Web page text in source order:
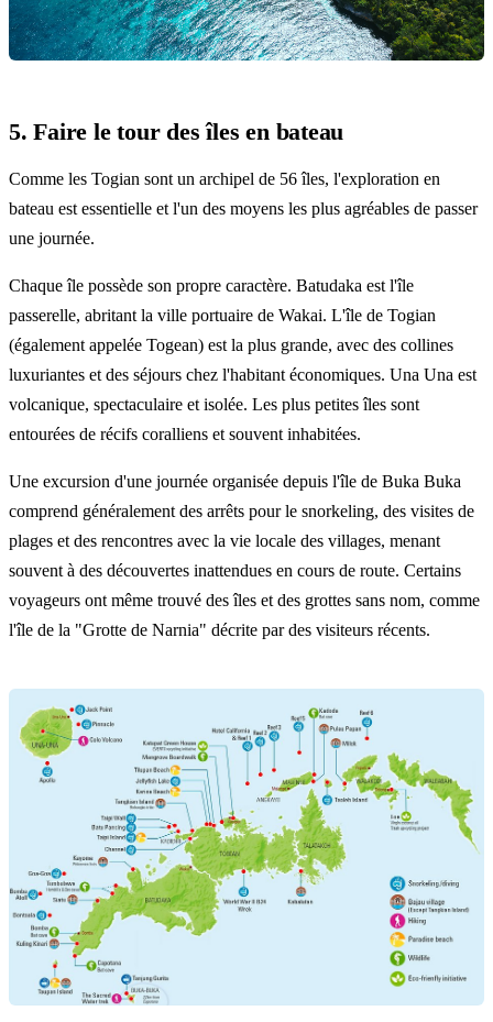
5. Faire le tour des îles en bateau
Comme les Togian sont un archipel de 56 îles, l'exploration en
bateau est essentielle et l'un des moyens les plus agréables de passer
une journée.
Chaque île possède son propre caractère. Batudaka est l'île
passerelle, abritant la ville portuaire de Wakai. L'île de Togian
(également appelée Togean) est la plus grande, avec des collines
luxuriantes et des séjours chez l'habitant économiques. Una Una est
volcanique, spectaculaire et isolée. Les plus petites îles sont
entourées de récifs coralliens et souvent inhabitées.
Une excursion d'une journée organisée depuis l'île de Buka Buka
comprend généralement des arrêts pour le snorkeling, des visites de
plages et des rencontres avec la vie locale des villages, menant
souvent à des découvertes inattendues en cours de route. Certains
voyageurs ont même trouvé des îles et des grottes sans nom, comme
l'île de la "Grotte de Narnia" décrite par des visiteurs récents.